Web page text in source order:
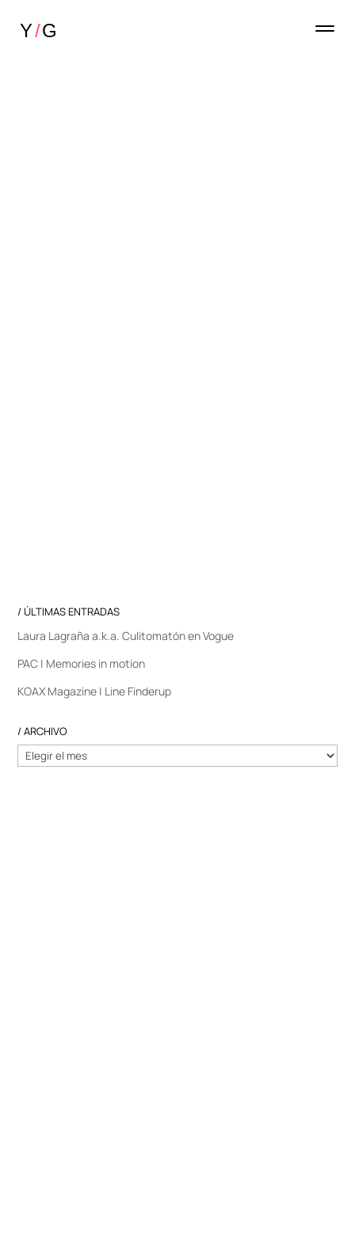
/ ÚLTIMAS ENTRADAS
Laura Lagraña a.k.a. Culitomatón en Vogue
PAC | Memories in motion
KOAX Magazine | Line Finderup
/ ARCHIVO